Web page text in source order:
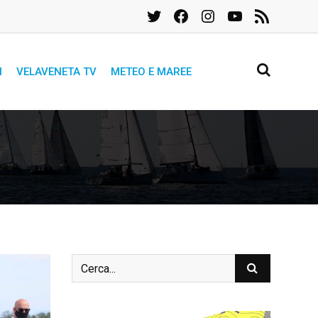
TwitterFacebookInstagramYouTube
Feed
RSS
VELAVENETA TV METEO E MAREE